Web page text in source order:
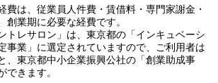
費は、従業員人件費・賃借料・専門家謝金・
創業期に必要な経費です。
トレサロン」は、東京都の「インキュベーシ
事業」に選定されていますので、ご利用者は
、東京都中小企業振興公社の「創業助成事
できます。